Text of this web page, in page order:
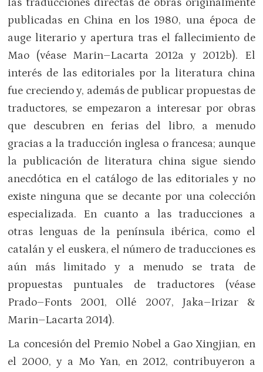
publicadas en China en los 1980, una época de
auge literario y apertura tras el fallecimiento de
Mao (véase Marin–Lacarta 2012a y 2012b). El
interés de las editoriales por la literatura china
fue creciendo y, además de publicar propuestas de
traductores, se empezaron a interesar por obras
que descubren en ferias del libro, a menudo
gracias a la traducción inglesa o francesa; aunque
la publicación de literatura china sigue siendo
anecdótica en el catálogo de las editoriales y no
existe ninguna que se decante por una colección
especializada. En cuanto a las traducciones a
otras lenguas de la península ibérica, como el
catalán y el euskera, el número de traducciones es
aún más limitado y a menudo se trata de
propuestas puntuales de traductores (véase
Prado–Fonts 2001, Ollé 2007, Jaka–Irizar &
Marin–Lacarta 2014).
La concesión del Premio Nobel a Gao Xingjian, en
el 2000, y a Mo Yan, en 2012, contribuyeron a